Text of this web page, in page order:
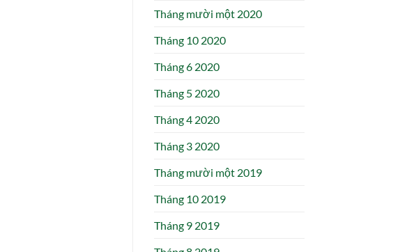
Tháng mười một 2020
Tháng 10 2020
Tháng 6 2020
Tháng 5 2020
Tháng 4 2020
Tháng 3 2020
Tháng mười một 2019
Tháng 10 2019
Tháng 9 2019